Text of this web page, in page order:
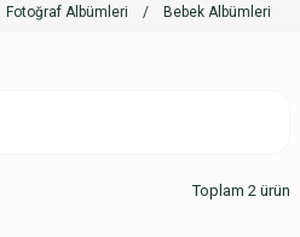
Fotoğraf Albümleri Bebek Albümleri
Toplam 2 ürün